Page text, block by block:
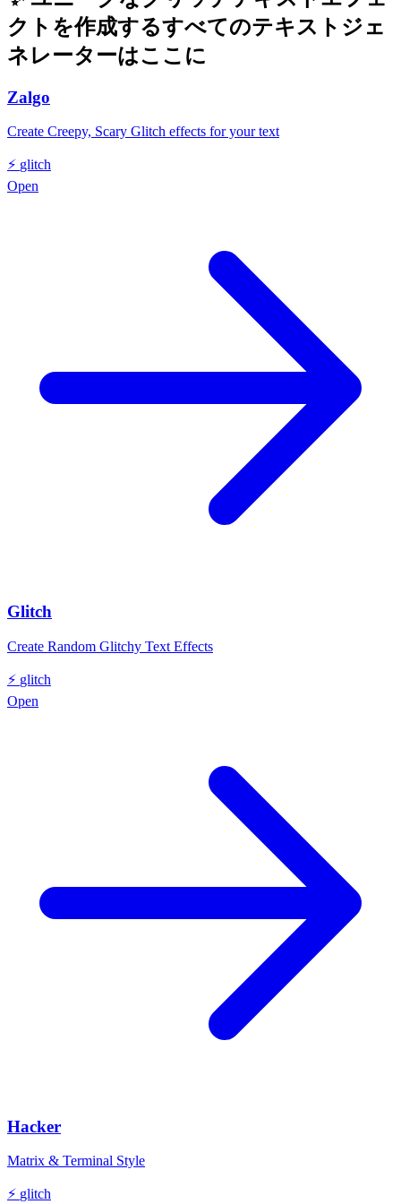
クトを作成するすべてのテキストジェ
ネレーターはここに
Zalgo
Create Creepy, Scary Glitch effects for your text
⚡ glitch
Open
Glitch
Create Random Glitchy Text Effects
⚡ glitch
Open
Hacker
Matrix & Terminal Style
⚡ glitch